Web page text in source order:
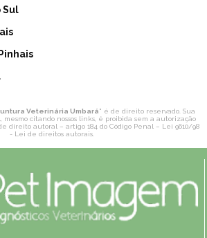
Sul
Veterinária Umbará" é de direito reservado. Sua
mesmo citando nossos links, é proibida sem a autorização
direito autoral – artigo 184 do Código Penal – Lei 9610/98
- Lei de direitos autorais